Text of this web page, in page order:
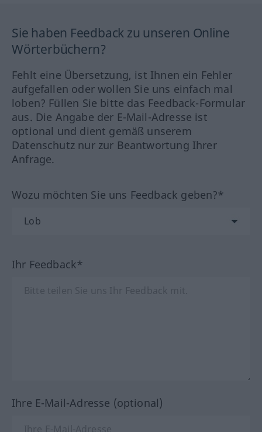
Sie haben Feedback zu unseren Online
Wörterbüchern?
Fehlt eine Übersetzung, ist Ihnen ein Fehler
aufgefallen oder wollen Sie uns einfach mal
loben? Füllen Sie bitte das Feedback-Formular
aus. Die Angabe der E-Mail-Adresse ist
optional und dient gemäß unserem
Datenschutz nur zur Beantwortung Ihrer
Anfrage.
Wozu möchten Sie uns Feedback geben?*
Ihr Feedback*
Ihre E-Mail-Adresse (optional)